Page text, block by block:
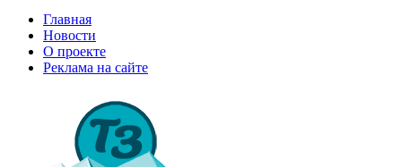
Главная
Новости
О проекте
Реклама на сайте